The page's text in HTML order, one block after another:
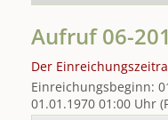
Aufruf 06-
Der
Einreichungsbeginn:
01.01.1970 01:00 Uhr